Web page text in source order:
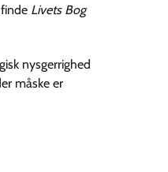
Livets Bog
nysgerrighed
måske er